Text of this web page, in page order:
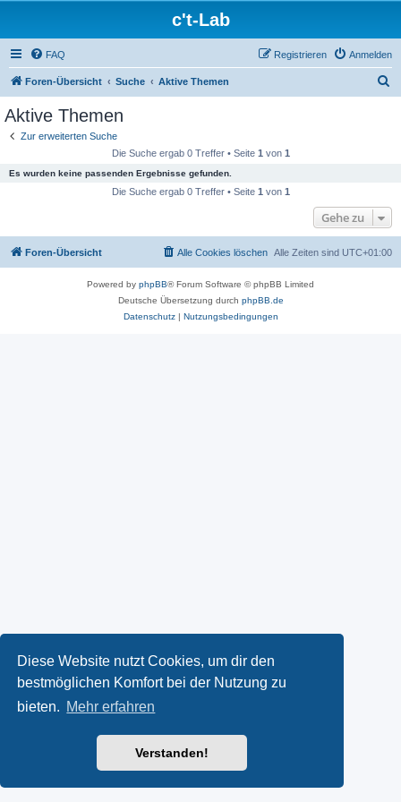
Diese Website nutzt Cookies, um dir den
bestmöglichen Komfort bei der Nutzung zu
bieten. Mehr erfahren
Verstanden!
c't-Lab
FAQ Anmelden
Registrieren
Foren-Übersicht Suche Aktive Themen
Aktive Themen
Zur erweiterten Suche
Die Suche ergab 0 Treffer • Seite 1 von 1
Es wurden keine passenden Ergebnisse gefunden.
Die Suche ergab 0 Treffer • Seite 1 von 1
Gehe zu
Foren-Übersicht Alle Zeiten sind UTC+01:00
Alle Cookies löschen
Powered by phpBB® Forum Software © phpBB Limited
Deutsche Übersetzung durch phpBB.de
Datenschutz| Nutzungsbedingungen